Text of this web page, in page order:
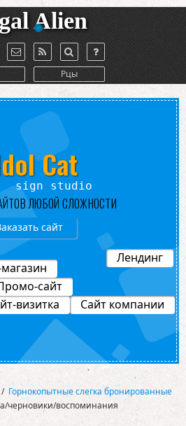
Alien
Рцы
Лендинг
сайт
Cat
studio
ЛЮБОЙ СЛОЖНОСТИ
сайт
визитка Сайт компании
/ Горнокопытные слегка бронированные
черновики/воспоминания